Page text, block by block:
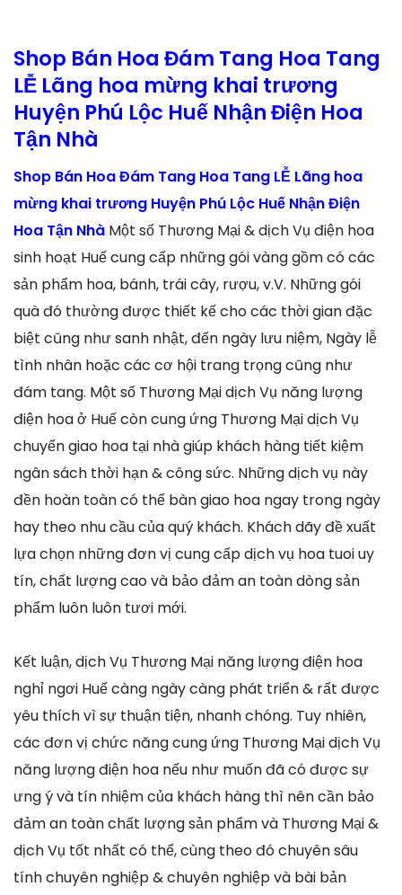
Shop Bán Hoa Đám Tang Hoa Tang
LỄ Lãng hoa mừng khai trương
Huyện Phú Lộc Huế Nhận Điện Hoa
Tận Nhà
Shop Bán Hoa Đám Tang Hoa Tang LỄ Lãng hoa
mừng khai trương Huyện Phú Lộc Huế Nhận Điện
Hoa Tận Nhà Một số Thương Mại & dịch Vụ điện hoa
sinh hoạt Huế cung cấp những gói vàng gồm có các
sản phẩm hoa, bánh, trái cây, rượu, v.V. Những gói
quà đó thường được thiết kế cho các thời gian đặc
biệt cũng như sanh nhật, đến ngày lưu niệm, Ngày lễ
tình nhân hoặc các cơ hội trang trọng cũng như
đám tang. Một số Thương Mại dịch Vụ năng lượng
điện hoa ở Huế còn cung ứng Thương Mại dịch Vụ
chuyển giao hoa tại nhà giúp khách hàng tiết kiệm
ngân sách thời hạn & công sức. Những dịch vụ này
đền hoàn toàn có thể bàn giao hoa ngay trong ngày
hay theo nhu cầu của quý khách. Khách dãy đề xuất
lựa chọn những đơn vị cung cấp dịch vụ hoa tuoi uy
tín, chất lượng cao và bảo đảm an toàn dòng sản
phẩm luôn luôn tươi mới.
Kết luận, dịch Vụ Thương Mại năng lượng điện hoa
nghỉ ngơi Huế càng ngày càng phát triển & rất được
yêu thích vì sự thuận tiện, nhanh chóng. Tuy nhiên,
các đơn vị chức năng cung ứng Thương Mại dịch Vụ
năng lượng điện hoa nếu như muốn đã có được sự
ưng ý và tín nhiệm của khách hàng thì nên cần bảo
đảm an toàn chất lượng sản phẩm và Thương Mại &
dịch Vụ tốt nhất có thể, cùng theo đó chuyên sâu
tính chuyên nghiệp & chuyên nghiệp và bài bản